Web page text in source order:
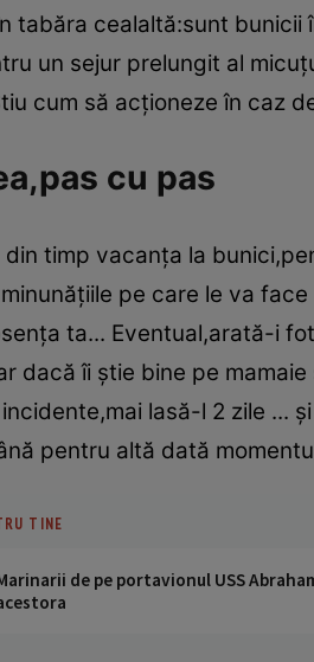
tabăra cealaltă:sunt
un sejur prelungit al
cum să acţioneze în caz
cu pas
din timp vacanţa la
pe care le va
ta... Eventual,arată-i
dacă îi ştie bine pe
lasă-l 2 zile ...
pentru altă dată
TINE
de pe portavionul USS